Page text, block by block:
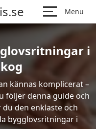
Menu
i
kännas komplicerat –
följer denna guide och
den enklaste och
bygglovsritningar i